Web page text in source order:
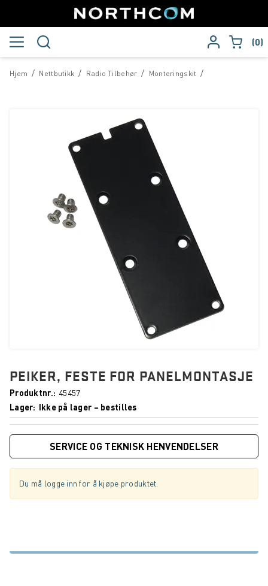
0
/
Hjem /
Nettbutikk /
Radio Tilbehør /
Monteringskit
PEIKER, FESTE FOR PANELMONTASJE
Produktnr.
45457
Lager
Ikke på lager – bestilles
SERVICE OG TEKNISK HENVENDELSER
Du må logge inn for å kjøpe produktet.